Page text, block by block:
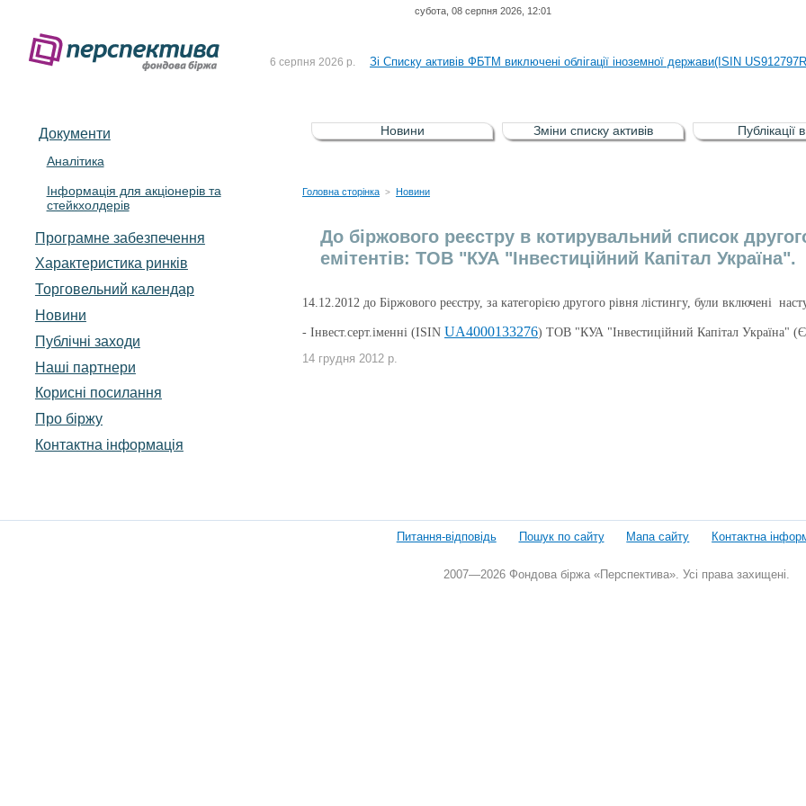
субота, 08 серпня 2026, 12:01
До Списку активів регульованого фондового ринку (РФР) включена
6 серпня 2026 р. Зі Списку активів ФБТМ виключені облігації іноземної держави(ISIN
5 серпня 2026 р. Зі списку активів РФР виключені Облігація внутрішніх державних позик
4 серпня 2026 р. До Списку активів регульованого фондового ринку (РФР) включена
Документи
Аналітика
Інформація для акціонерів та
стейкхолдерів
Програмне забезпечення
Характеристика pинків
Торговельний календар
Новини
Публічні заходи
Наші партнери
Корисні посилання
Про біржу
Контактна інформація
Новини Зміни списку активів Публікації
Головна сторінка > Новини
До біржового реєстру в котирувальний список
емітентів: ТОВ "КУА "Інвестиційний Капітал Україна".
14.12.2012 до Біржового реєстру, за категорією другого рівня лістингу, були включені
- Інвест.серт.іменні (ISIN UA4000133276) ТОВ "КУА "Інвестиційний Капітал Україна"
14 грудня 2012 р.
Питання-відповідь Пошук по сайту Мапа сайту Контактна
2007—2026 Фондова біржа «Перспектива». Усі права захищені.